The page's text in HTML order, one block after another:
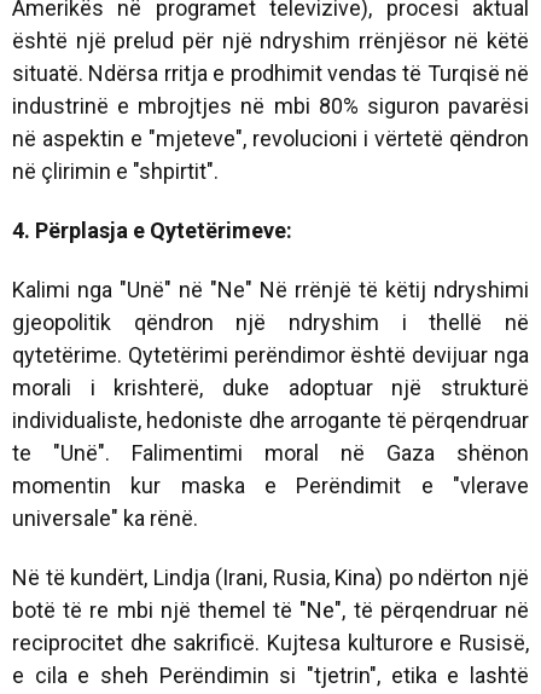
Amerikës në programet televizive), procesi aktual
është një prelud për një ndryshim rrënjësor në këtë
situatë. Ndërsa rritja e prodhimit vendas të Turqisë në
industrinë e mbrojtjes në mbi 80% siguron pavarësi
në aspektin e "mjeteve", revolucioni i vërtetë qëndron
në çlirimin e "shpirtit".
4. Përplasja e Qytetërimeve:
Kalimi nga "Unë" në "Ne" Në rrënjë të këtij ndryshimi
gjeopolitik qëndron një ndryshim i thellë në
qytetërime. Qytetërimi perëndimor është devijuar nga
morali i krishterë, duke adoptuar një strukturë
individualiste, hedoniste dhe arrogante të përqendruar
te "Unë". Falimentimi moral në Gaza shënon
momentin kur maska ​​e Perëndimit e "vlerave
universale" ka rënë.
Në të kundërt, Lindja (Irani, Rusia, Kina) po ndërton një
botë të re mbi një themel të "Ne", të përqendruar në
reciprocitet dhe sakrificë. Kujtesa kulturore e Rusisë,
e cila e sheh Perëndimin si "tjetrin", etika e lashtë